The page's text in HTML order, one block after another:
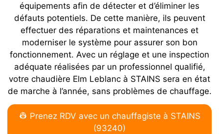
équipements afin de détecter et d’éliminer les
défauts potentiels. De cette manière, ils peuvent
effectuer des réparations et maintenances et
moderniser le système pour assurer son bon
fonctionnement. Avec un réglage et une inspection
adéquate réalisées par un professionnel qualifié,
votre chaudière Elm Leblanc à STAINS sera en état
de marche à l’année, sans problèmes de chauffage.
👷 Prenez RDV avec un chauffagiste à STAINS
(93240)